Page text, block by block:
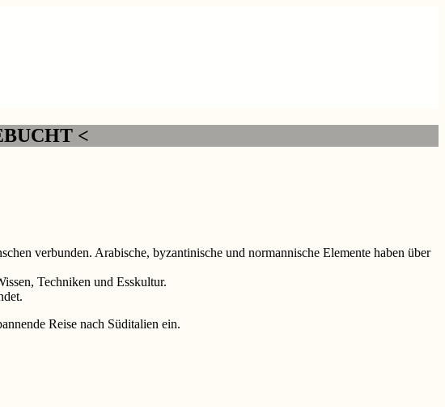
<
verbunden. Arabische, byzantinische und normannische Elemente haben über
Techniken und Esskultur.
Reise nach Süditalien ein.